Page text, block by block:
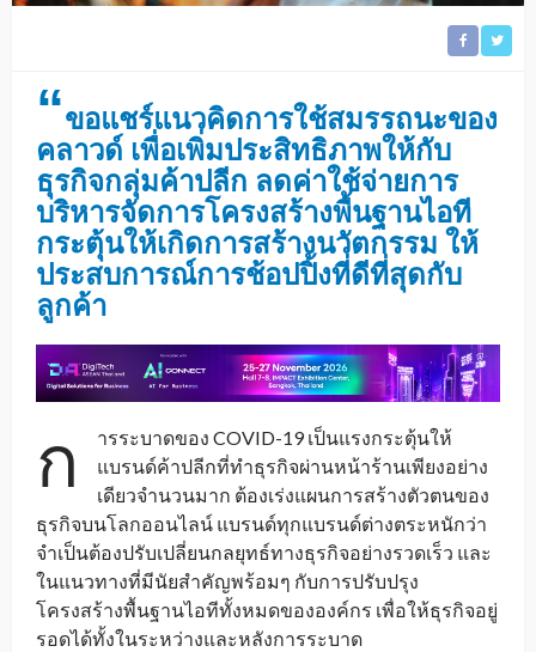
“ขอแชร์แนวคิดการใช้สมรรถนะของ
คลาวด์ เพื่อเพิ่มประสิทธิภาพให้กับ
ธุรกิจกลุ่มค้าปลีก ลดค่าใช้จ่ายการ
บริหารจัดการโครงสร้างพื้นฐานไอที
กระตุ้นให้เกิดการสร้างนวัตกรรม ให้
ประสบการณ์การช้อปปิ้งที่ดีที่สุดกับ
ลูกค้า
ก
ารระบาดของ COVID-19 เป็นแรงกระตุ้นให้
แบรนด์ค้าปลีกที่ทำธุรกิจผ่านหน้าร้านเพียงอย่าง
เดียวจำนวนมาก ต้องเร่งแผนการสร้างตัวตนของ
ธุรกิจบนโลกออนไลน์ แบรนด์ทุกแบรนด์ต่างตระหนักว่า
จำเป็นต้องปรับเปลี่ยนกลยุทธ์ทางธุรกิจอย่างรวดเร็ว และ
ในแนวทางที่มีนัยสำคัญพร้อมๆ กับการปรับปรุง
โครงสร้างพื้นฐานไอทีทั้งหมดขององค์กร เพื่อให้ธุรกิจอยู่
รอดได้ทั้งในระหว่างและหลังการระบาด